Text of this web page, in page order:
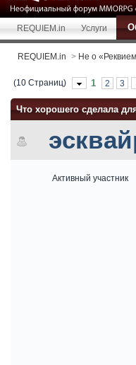
REQUIEM.in Услуги
REQUIEM.in > Не о
(10 Страниц) 1 2 3
Что хорошего сделала
Активный участник